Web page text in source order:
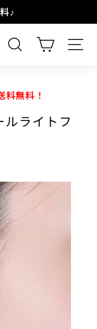
♪
SEARCH
無料！
ルライトフ